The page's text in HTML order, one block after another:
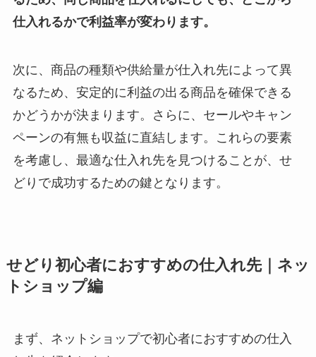
仕入れるかで利益率が変わります。
次に、商品の種類や供給量が仕入れ先によって異
なるため、安定的に利益の出る商品を確保できる
かどうかが決まります。さらに、セールやキャン
ペーンの有無も収益に直結します。これらの要素
を考慮し、最適な仕入れ先を見つけることが、せ
どりで成功するための鍵となります。
せどり初心者におすすめの仕入れ先｜ネッ
トショップ編
まず、ネットショップで初心者におすすめの仕入